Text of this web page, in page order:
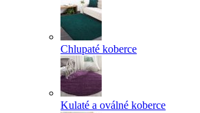
Chlupaté koberce
Kulaté a oválné koberce